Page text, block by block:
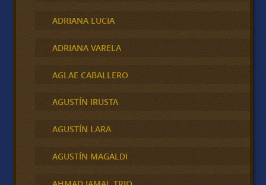
ADRIANA LUCIA
ADRIANA VARELA
AGLAE CABALLERO
AGUSTÍN IRUSTA
AGUSTÍN LARA
AGUSTÍN MAGALDI